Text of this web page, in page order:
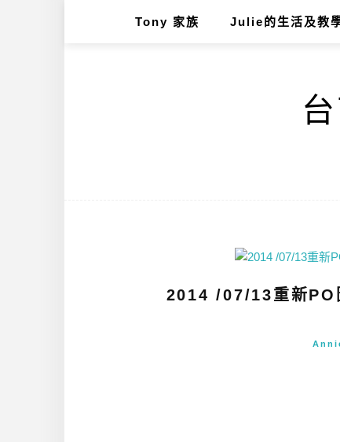
Tony 家族 Julie的生活及教
2014 /07/13重新PO